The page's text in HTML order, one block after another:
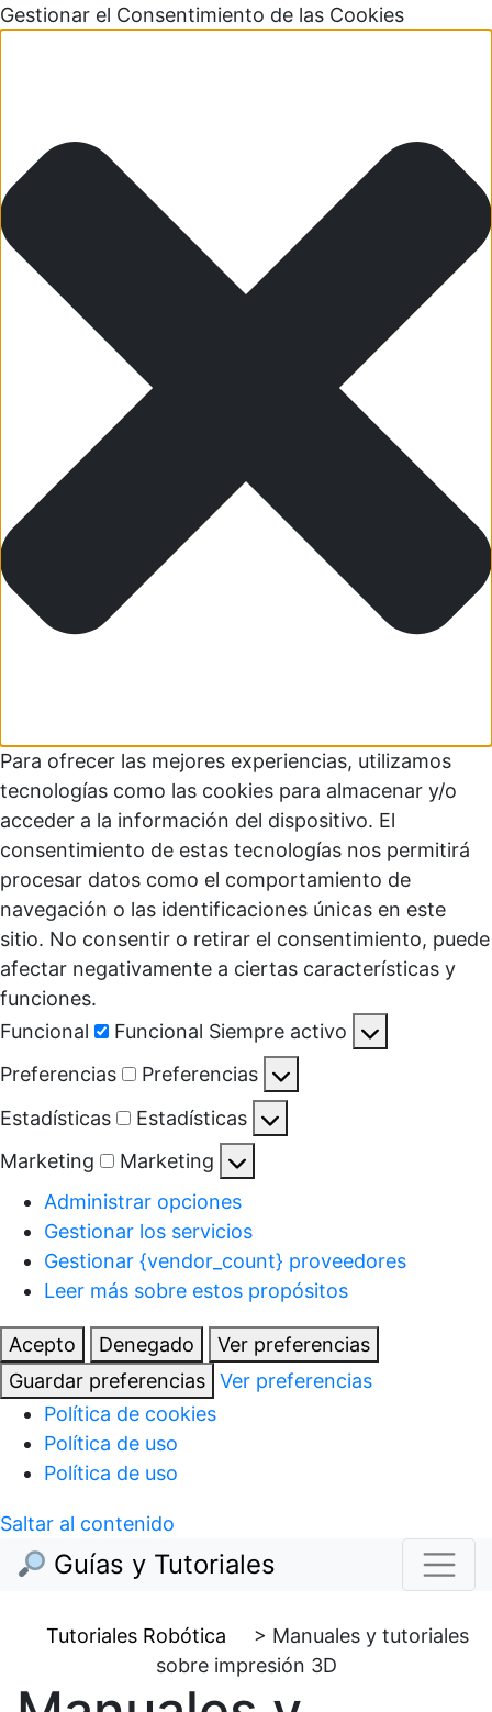
Gestionar el Consentimiento de las Cookies
Para ofrecer las mejores experiencias, utilizamos
tecnologías como las cookies para almacenar y/o
acceder a la información del dispositivo. El
consentimiento de estas tecnologías nos permitirá
procesar datos como el comportamiento de
navegación o las identificaciones únicas en este
sitio. No consentir o retirar el consentimiento, puede
afectar negativamente a ciertas características y
funciones.
Funcional
Funcional Siempre activo
Preferencias
Preferencias
Estadísticas
Estadísticas
Marketing
Marketing
Administrar opciones
Gestionar los servicios
Gestionar {vendor_count} proveedores
Leer más sobre estos propósitos
Acepto Denegado
Ver preferencias
Guardar preferencias
Ver preferencias
Política de cookies
Política de uso
Política de uso
Saltar al contenido
Guías y Tutoriales
Tutoriales Robótica > Manuales y tutoriales
sobre impresión 3D